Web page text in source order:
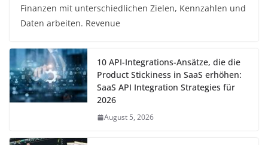
Finanzen mit unterschiedlichen Zielen, Kennzahlen und
Daten arbeiten. Revenue
10 API-Integrations-Ansätze, die die
Product Stickiness in SaaS erhöhen:
SaaS API Integration Strategies für
2026
August 5, 2026